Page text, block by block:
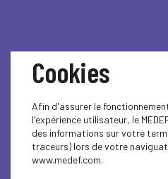
Cookies
Afin d'assurer le
l'expérience utilisateur, le
des informations sur votre
traceurs) lors de votre
www.medef.com.